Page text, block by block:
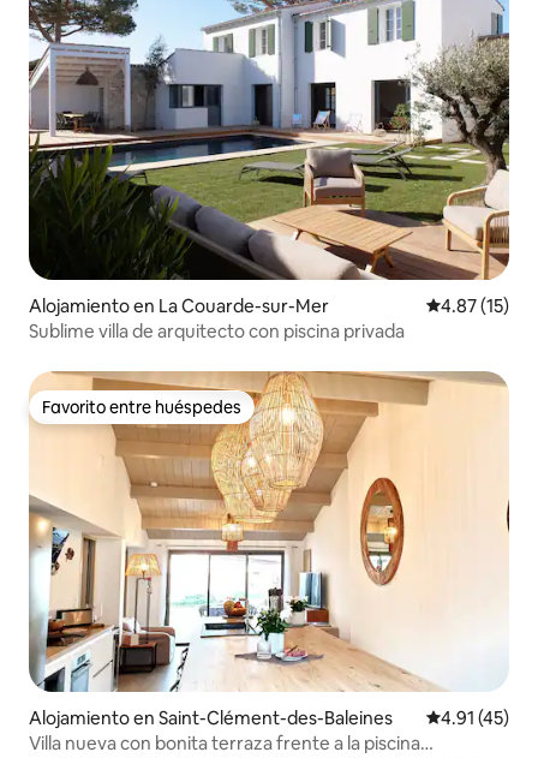
Alojamiento en La Couarde-sur-Mer Calificación
4.87 (15)
Sublime villa de arquitecto con piscina privada
Favorito entre huéspedes
Favorito entre huéspedes
Alojamiento en Saint-Clément-des-Baleines Calificación
4.91 (45)
Villa nueva con bonita terraza frente a la piscina